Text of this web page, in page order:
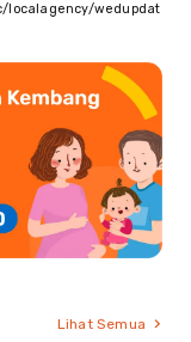
localagency/wedupdat
Lihat Semua